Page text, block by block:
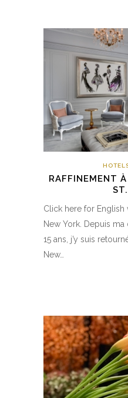
RAFFINEMENT
Click here for English
New York. Depuis ma
15 ans, j’y suis
New…